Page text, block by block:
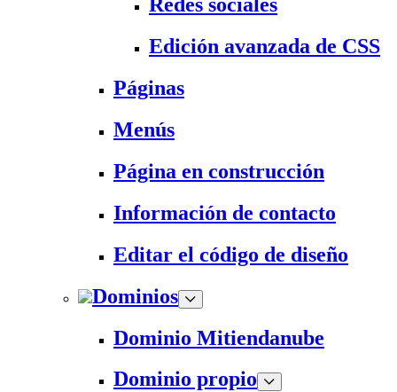
Redes sociales
Edición avanzada de CSS
Páginas
Menús
Página en construcción
Información de contacto
Editar el código de diseño
Dominios
Dominio Mitiendanube
Dominio propio